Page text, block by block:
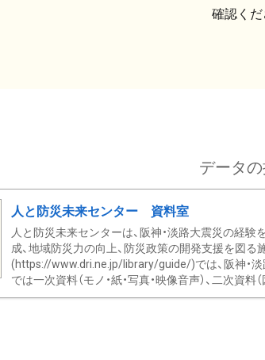
確認くだ
データ
人と防災未来センター 資料室
人と防災未来センターは、阪神・淡路大震災の経
成、地域防災力の向上、防災政策の開発支援を図る
(https://www.dri.ne.jp/library/guide/)では、阪神・
では一次資料（モノ・紙・写真・映像音声）、二次資料（